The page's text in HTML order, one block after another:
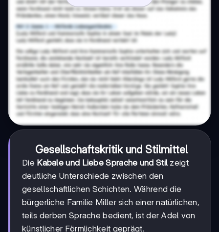
Gesellschaftskritik und Stilmittel
Die Kabale und Liebe Sprache und Stil zeigt
deutliche Unterschiede zwischen den
gesellschaftlichen Schichten. Während die
bürgerliche Familie Miller sich einer natürlichen,
teils derben Sprache bedient, ist der Adel von
künstlicher Förmlichkeit geprägt.